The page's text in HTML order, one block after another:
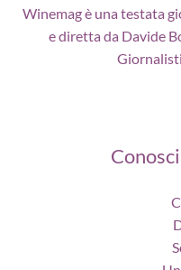
Winemag è una testata
e diretta da Davide